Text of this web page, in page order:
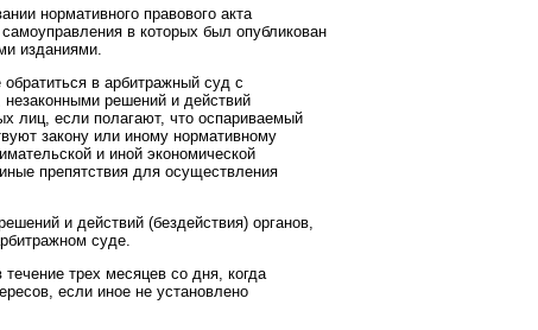
нормативного правового акта
в которых был опубликован
изданиями.
в арбитражный суд с
решений и действий
лиц, если полагают, что оспариваемый
закону или иному нормативному
и иной экономической
препятствия для осуществления
и действий (бездействия) органов,
суде.
трех месяцев со дня, когда
если иное не установлено